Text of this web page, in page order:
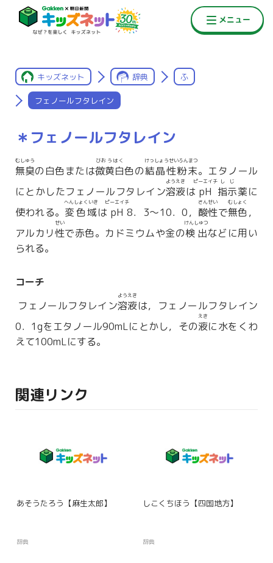
キッズネット 辞典 ふ
フェノールフタレイン
＊フェノールフタレイン
無臭
むしゅう
の白色または微黄白
びおうはく
色の結晶性粉末
けっしょうせいふんまつ
。エタノール
にとかしたフェノールフタレイン溶液
ようえき
は pH
ピーエイチ
指示
しじ
薬に
使われる。 変色域
へんしょくいき
は pH
ピーエイチ
8．3〜10．0， 酸性
さんせい
で無色
むしょく
，
アルカリ性
せい
で赤色。カドミウムや金の検出
けんしゅつ
などに用い
られる。
コーチ
フェノールフタレイン溶液
ようえき
は，フェノールフタレイン
0．1gをエタノール90mLにとかし，その液
えき
に水をくわ
えて100mLにする。
関連リンク
あそうたろう【麻生太郎】
辞典
しこくちほう【四国地方】
辞典